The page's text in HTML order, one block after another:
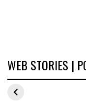
WEB STORIES |
Inspirações de
looks plus size
para o carnaval